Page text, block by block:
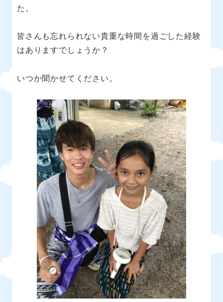
た。
皆さんも忘れられない貴重な時間を過ごした経験
はありますでしょうか？
いつか聞かせてください。